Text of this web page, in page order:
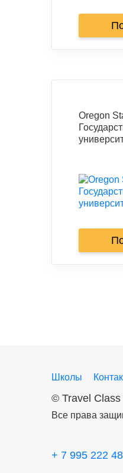
Oregon
Школы
© Travel Class
Все права
+ 7 995 222